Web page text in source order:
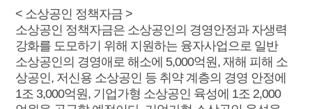
< 소상공인 정책자금 >
소상공인 정책자금은 소상공인의 경영안정과 자생력
강화를 도모하기 위해 지원하는 융자사업으로 일반
소상공인의 경영애로 해소에 5,000억원, 재해 피해 소
상공인, 저신용 소상공인 등 취약 계층의 경영 안정에
1조 3,000억원, 기업가형 소상공인 육성에 1조 2,000